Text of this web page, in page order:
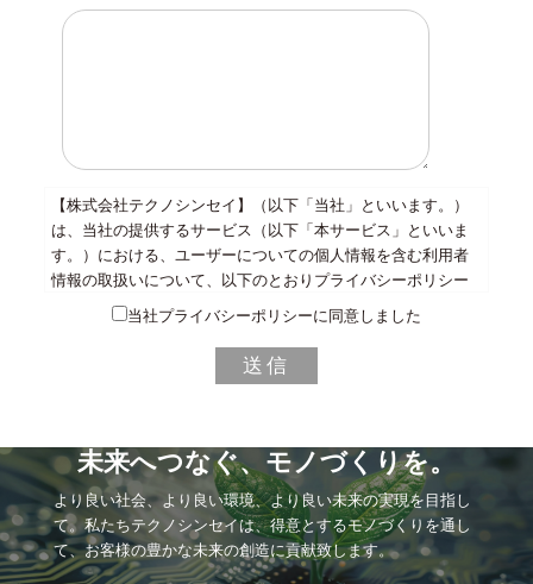
【株式会社テクノシンセイ】（以下「当社」といいます。）
は、当社の提供するサービス（以下「本サービス」といいま
す。）における、ユーザーについての個人情報を含む利用者
情報の取扱いについて、以下のとおりプライバシーポリシー
（以下「本ポリシー」といいます。）を定めます。
1. 収集する利用者情報及び収集方法
本ポリシーにおいて、「利用者情報」とは、ユーザーの識別
あって、本ポリシーに基づき当社が収集するものを意味する
ものとします。本サービスにおいて当社が収集する利用者情
報は、その収集方法に応じて、以下のようなものとなりま
す。
(1) ユーザーからご提供いただく情報
本サービスを利用するために、または本サービスの利用を通
当社プライバシーポリシーに同意しました
送信
未来へつなぐ、モノづくりを。
より良い社会、より良い環境、より良い未来の実現を目指し
て。 私たちテクノシンセイは、得意とするモノづくりを通し
て、お客様の豊かな未来の創造に貢献致します。